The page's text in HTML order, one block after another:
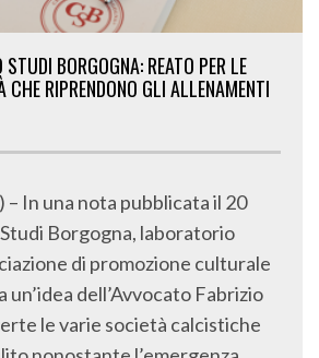
STUDI BORGOGNA: REATO PER LE
CHE RIPRENDONO GLI ALLENAMENTI
– In una nota pubblicata il 20
Borgogna, laboratorio
di promozione culturale
un’idea dell’Avvocato Fabrizio
le varie società calcistiche